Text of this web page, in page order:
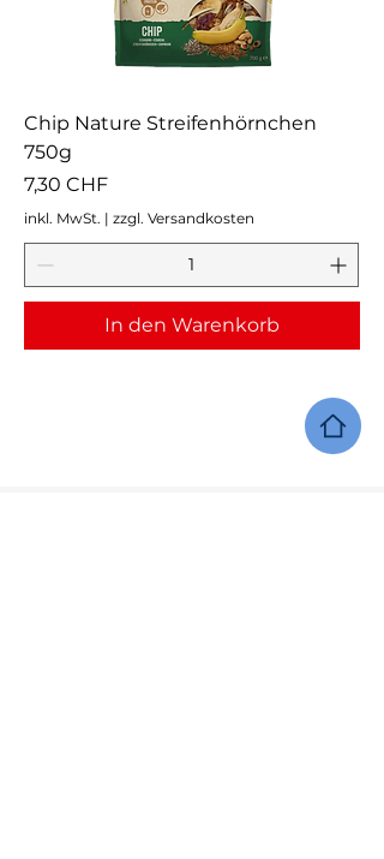
Chip Nature Streifenhörnchen
750g
Preis
7,30 CHF
inkl. MwSt. | zzgl. Versandkosten
In den Warenkorb